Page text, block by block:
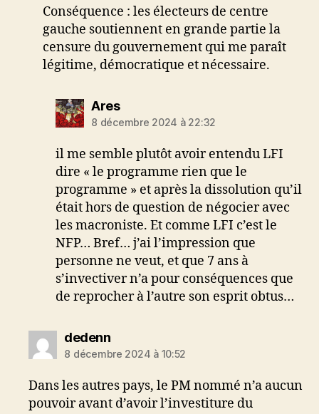
Conséquence : les électeurs de centre
gauche soutiennent en grande partie la
censure du gouvernement qui me paraît
légitime, démocratique et nécessaire.
Aresdit :
8 décembre 2024 à 22:32
il me semble plutôt avoir entendu LFI
dire « le programme rien que le
programme » et après la dissolution qu’il
était hors de question de négocier avec
les macroniste. Et comme LFI c’est le
NFP… Bref… j’ai l’impression que
personne ne veut, et que 7 ans à
s’invectiver n’a pour conséquences que
de reprocher à l’autre son esprit obtus…
dedenndit :
8 décembre 2024 à 10:52
Dans les autres pays, le PM nommé n’a aucun
pouvoir avant d’avoir l’investiture du